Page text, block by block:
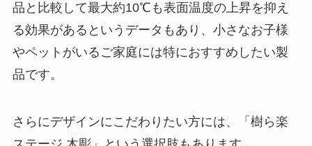
品と比較して最大約10℃も表面温度の上昇を抑え
る効果があるというデータもあり、小さなお子様
やペットがいるご家庭には特におすすめしたい製
品です。
さらにデザインにこだわりたい方には、「樹ら楽